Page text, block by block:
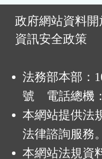
政府網站資料開
資訊安全政策
法務部本部：
號 電話總機
本網站提供法
法律諮詢服務。
本網站法規資